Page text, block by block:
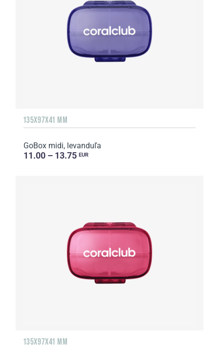
135Х97Х41 MM
GoBox midi, levanduľa
11.00 – 13.75 EUR
135Х97Х41 MM